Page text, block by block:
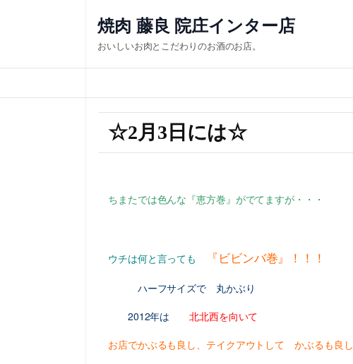
焼肉 藤良 院庄インター店
おいしいお肉とこだわりのお酒のお店。
☆2月3日には☆
ちまたでは色んな『恵方巻』がでてますが・・・
ウチは何と言っても 『ビビンバ巻』！！！
ハーフサイズで 丸かぶり
2012年は
北北西を向いて
お店でかぶるも良し、テイクアウトして かぶるも良し